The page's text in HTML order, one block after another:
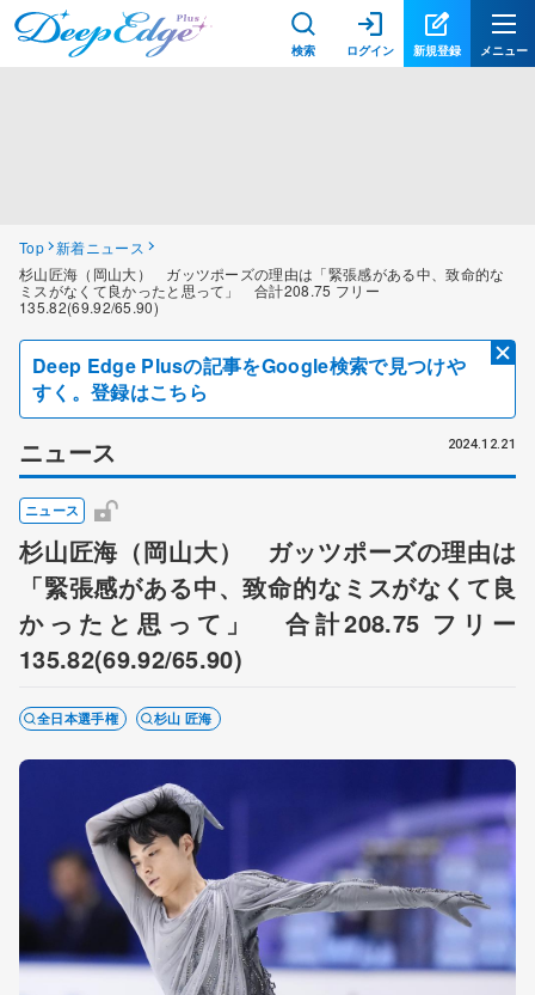
検索 ログイン 新規登録 メニュー
Top 新着ニュース
杉山匠海（岡山大） ガッツポーズの理由は「緊張感がある中、致命的な
ミスがなくて良かったと思って」 合計208.75 フリー
135.82(69.92/65.90)
Deep Edge Plusの記事をGoogle検索で見つけや
すく。登録はこちら
ニュース 2024.12.21
ニュース
杉山匠海（岡山大） ガッツポーズの理由は
「緊張感がある中、致命的なミスがなくて良
かったと思って」 合計208.75 フリー
135.82(69.92/65.90)
全日本選手権 杉山 匠海